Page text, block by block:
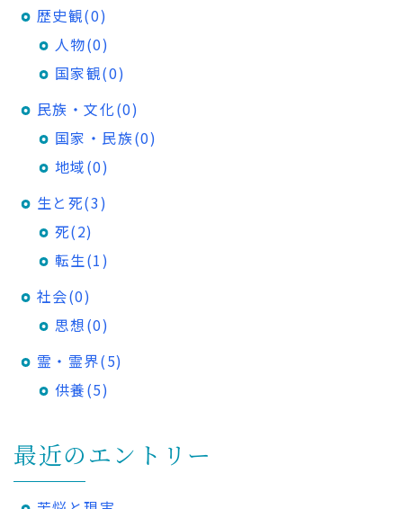
歴史観(0)
人物(0)
国家観(0)
民族・文化(0)
国家・民族(0)
地域(0)
生と死(3)
死(2)
転生(1)
社会(0)
思想(0)
霊・霊界(5)
供養(5)
最近のエントリー